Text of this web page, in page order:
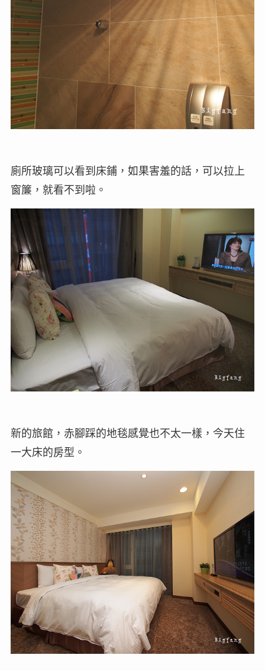
廁所玻璃可以看到床鋪，如果害羞的話，可以拉上
窗簾，就看不到啦。
新的旅館，赤腳踩的地毯感覺也不太一樣，今天住
一大床的房型。